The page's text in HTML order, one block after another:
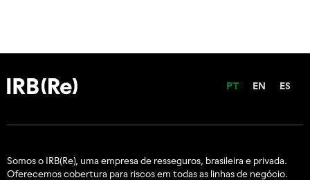
PT EN ES
Somos o IRB(Re), uma empresa de resseguros, brasileira e privada.
Oferecemos cobertura para riscos em todas as linhas de negócio.